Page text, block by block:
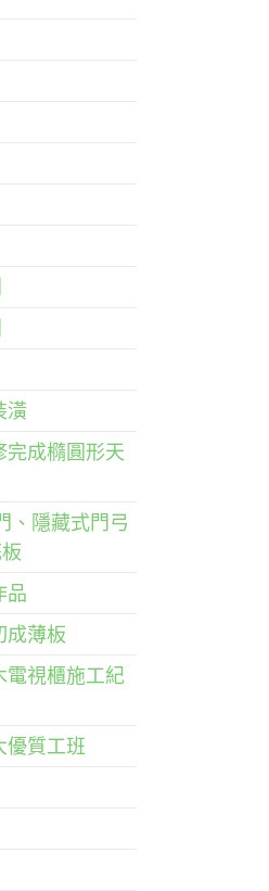
潢
完成橢圓形天
、隱藏式門弓
品
成薄板
電視櫃施工紀
優質工班